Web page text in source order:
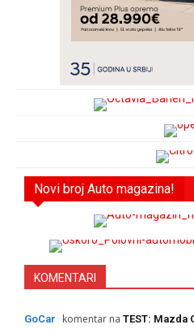
Novi broj Auto magazina!
KOMENTARI
GoCar komentar na TEST: Mazda